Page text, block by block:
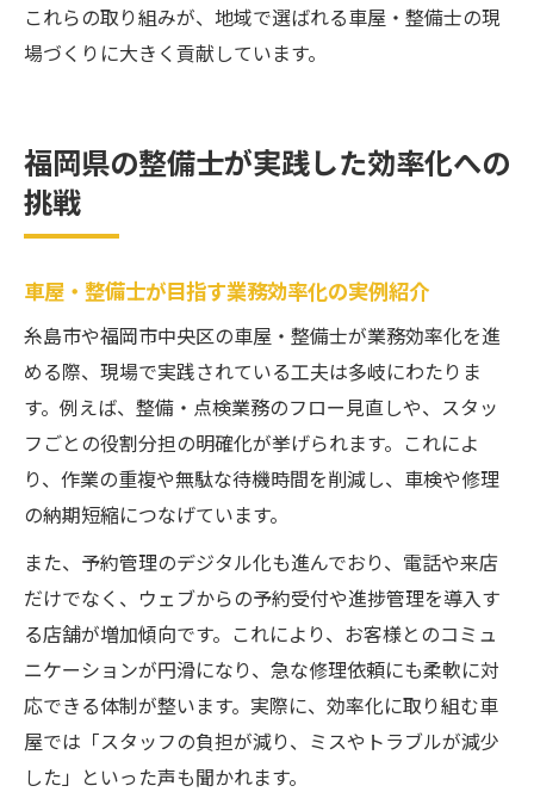
これらの取り組みが、地域で選ばれる車屋・整備士の現
場づくりに大きく貢献しています。
福岡県の整備士が実践した効率化への
挑戦
車屋・整備士が目指す業務効率化の実例紹介
糸島市や福岡市中央区の車屋・整備士が業務効率化を進
める際、現場で実践されている工夫は多岐にわたりま
す。例えば、整備・点検業務のフロー見直しや、スタッ
フごとの役割分担の明確化が挙げられます。これによ
り、作業の重複や無駄な待機時間を削減し、車検や修理
の納期短縮につなげています。
また、予約管理のデジタル化も進んでおり、電話や来店
だけでなく、ウェブからの予約受付や進捗管理を導入す
る店舗が増加傾向です。これにより、お客様とのコミュ
ニケーションが円滑になり、急な修理依頼にも柔軟に対
応できる体制が整います。実際に、効率化に取り組む車
屋では「スタッフの負担が減り、ミスやトラブルが減少
した」といった声も聞かれます。